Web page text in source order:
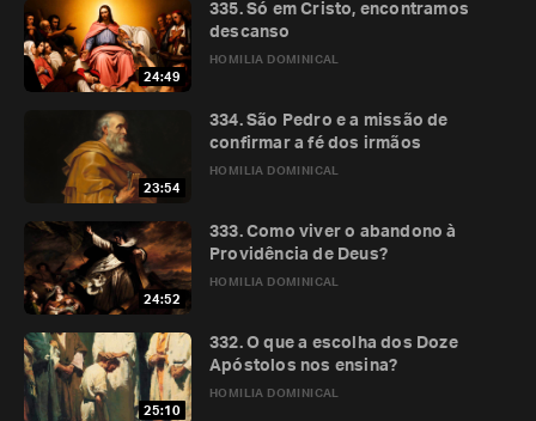
24:49
HOMILIA DOMINICAL
335. Só em Cristo, encontramos
descanso
23:54
HOMILIA DOMINICAL
334. São Pedro e a missão de
confirmar a fé dos irmãos
24:52
HOMILIA DOMINICAL
333. Como viver o abandono à
Providência de Deus?
25:10
HOMILIA DOMINICAL
332. O que a escolha dos Doze
Apóstolos nos ensina?